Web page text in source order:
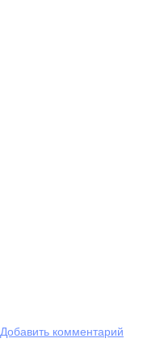
Добавить комментарий